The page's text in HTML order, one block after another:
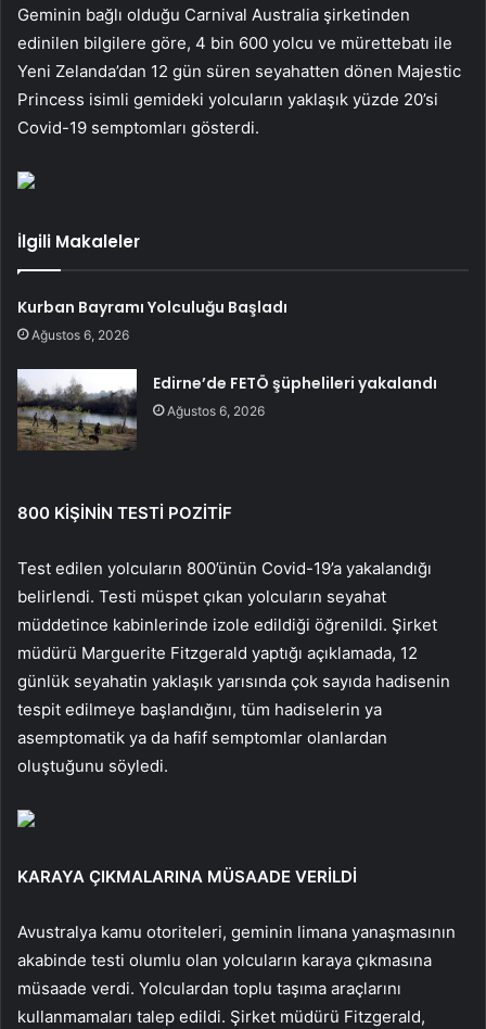
Geminin bağlı olduğu Carnival Australia şirketinden
edinilen bilgilere göre, 4 bin 600 yolcu ve mürettebatı ile
Yeni Zelanda’dan 12 gün süren seyahatten dönen Majestic
Princess isimli gemideki yolcuların yaklaşık yüzde 20’si
Covid-19 semptomları gösterdi.
İlgili Makaleler
Kurban Bayramı Yolculuğu Başladı
Ağustos 6, 2026
Edirne’de FETÖ şüphelileri yakalandı
Ağustos 6, 2026
800 KİŞİNİN TESTİ POZİTİF
Test edilen yolcuların 800’ünün Covid-19’a yakalandığı
belirlendi. Testi müspet çıkan yolcuların seyahat
müddetince kabinlerinde izole edildiği öğrenildi. Şirket
müdürü Marguerite Fitzgerald yaptığı açıklamada, 12
günlük seyahatin yaklaşık yarısında çok sayıda hadisenin
tespit edilmeye başlandığını, tüm hadiselerin ya
asemptomatik ya da hafif semptomlar olanlardan
oluştuğunu söyledi.
KARAYA ÇIKMALARINA MÜSAADE VERİLDİ
Avustralya kamu otoriteleri, geminin limana yanaşmasının
akabinde testi olumlu olan yolcuların karaya çıkmasına
müsaade verdi. Yolculardan toplu taşıma araçlarını
kullanmamaları talep edildi. Şirket müdürü Fitzgerald,